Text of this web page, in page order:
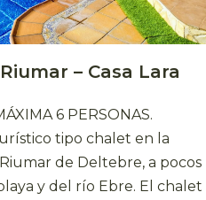
– Casa Lara
6 PERSONAS.
tipo chalet en la
de Deltebre, a pocos
y del río Ebre. El chalet